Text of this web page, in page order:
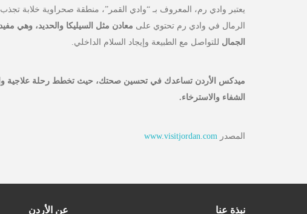
يعتبر وادي رم، المعروف بـ “وادي القمر”، منطقة صحراوية خلابة تجذب
الرمال في وادي رم تحتوي على معادن مثل السيليكا والحديد، وهي
الجمال للتواصل مع الطبيعة وإيجاد السلام الداخلي.
ميدكس الأردن تساعدك في تحسين صحتك، حيث تخطط رحلة علاجية
الشفاء والاسترخاء.
المصدر www.visitjordan.com
نبذة عنا عن الأردن